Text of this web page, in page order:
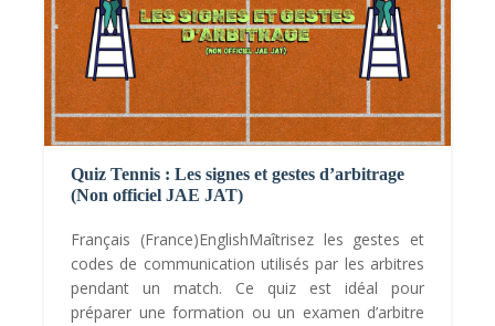
Quiz Tennis : Les signes et gestes d’arbitrage
(Non officiel JAE JAT)
Français (France)EnglishMaîtrisez les gestes et
codes de communication utilisés par les arbitres
pendant un match. Ce quiz est idéal pour
préparer une formation ou un examen d’arbitre